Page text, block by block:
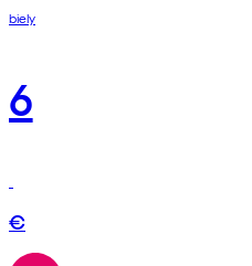
biely
6
€